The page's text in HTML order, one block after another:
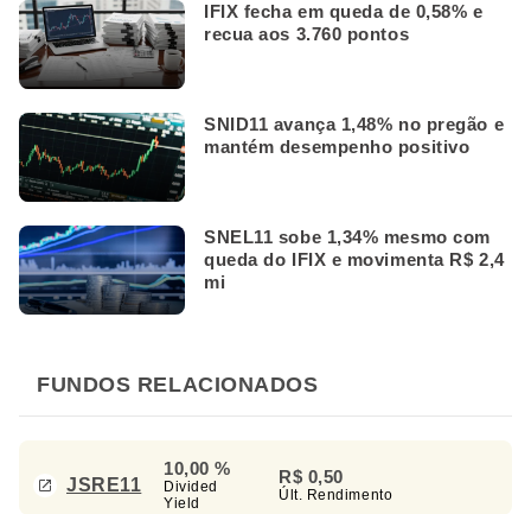
IFIX fecha em queda de 0,58% e
recua aos 3.760 pontos
SNID11 avança 1,48% no pregão e
mantém desempenho positivo
SNEL11 sobe 1,34% mesmo com
queda do IFIX e movimenta R$ 2,4
mi
FUNDOS RELACIONADOS
JSRE11
10,00 %
Divided
Yield
R$ 0,50
Últ. Rendimento